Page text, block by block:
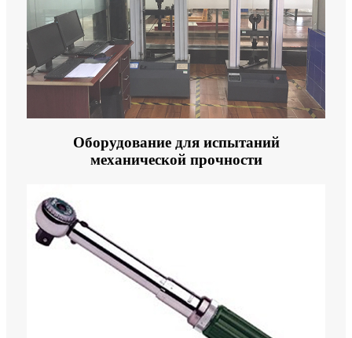
Оборудование для испытаний
механической прочности